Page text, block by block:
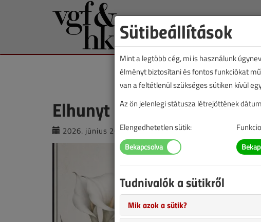
Elhunyt dr. Csoknyai István
2026. június 26. | VGF&HKL online |
Sütibeállítások
Mint a legtöbb cég, mi is használunk
élményt biztosítani és fontos funkciókat
van a feltétlenül szükséges sütiken kívül
Az ön jelenlegi státusza létrejöttének
Elengedhetetlen sütik:
Tudnivalók a sütikről
Mik azok a sütik?